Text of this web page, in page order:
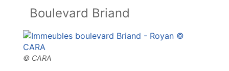
Boulevard Briand